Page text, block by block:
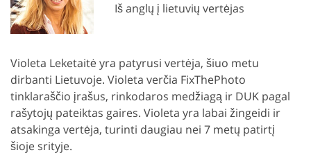
Iš anglų į lietuvių vertėjas
Violeta Leketaitė yra patyrusi vertėja, šiuo metu
dirbanti Lietuvoje. Violeta verčia FixThePhoto
tinklaraščio įrašus, rinkodaros medžiagą ir DUK pagal
rašytojų pateiktas gaires. Violeta yra labai žingeidi ir
atsakinga vertėja, turinti daugiau nei 7 metų patirtį
šioje srityje.